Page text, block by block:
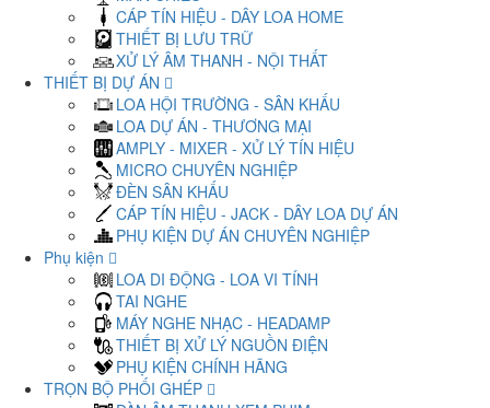
CÁP TÍN HIỆU - DÂY LOA HOME
THIẾT BỊ LƯU TRỮ
XỬ LÝ ÂM THANH - NỘI THẤT
THIẾT BỊ DỰ ÁN
LOA HỘI TRƯỜNG - SÂN KHẤU
LOA DỰ ÁN - THƯƠNG MẠI
AMPLY - MIXER - XỬ LÝ TÍN HIỆU
MICRO CHUYÊN NGHIỆP
ĐÈN SÂN KHẤU
CÁP TÍN HIỆU - JACK - DÂY LOA DỰ ÁN
PHỤ KIỆN DỰ ÁN CHUYÊN NGHIỆP
Phụ kiện
LOA DI ĐỘNG - LOA VI TÍNH
TAI NGHE
MÁY NGHE NHẠC - HEADAMP
THIẾT BỊ XỬ LÝ NGUỒN ĐIỆN
PHỤ KIỆN CHÍNH HÃNG
TRỌN BỘ PHỐI GHÉP